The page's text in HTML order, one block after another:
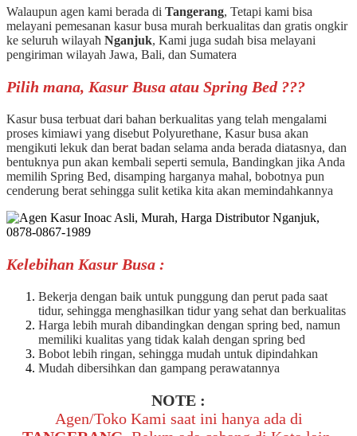
Walaupun agen kami berada di Tangerang, Tetapi kami bisa
melayani pemesanan kasur busa murah berkualitas dan gratis ongkir
ke seluruh wilayah Nganjuk, Kami juga sudah bisa melayani
pengiriman wilayah Jawa, Bali, dan Sumatera
Pilih mana, Kasur Busa atau Spring Bed ???
Kasur busa terbuat dari bahan berkualitas yang telah mengalami
proses kimiawi yang disebut Polyurethane, Kasur busa akan
mengikuti lekuk dan berat badan selama anda berada diatasnya, dan
bentuknya pun akan kembali seperti semula, Bandingkan jika Anda
memilih Spring Bed, disamping harganya mahal, bobotnya pun
cenderung berat sehingga sulit ketika kita akan memindahkannya
Kelebihan Kasur Busa :
Bekerja dengan baik untuk punggung dan perut pada saat
tidur, sehingga menghasilkan tidur yang sehat dan berkualitas
Harga lebih murah dibandingkan dengan spring bed, namun
memiliki kualitas yang tidak kalah dengan spring bed
Bobot lebih ringan, sehingga mudah untuk dipindahkan
Mudah dibersihkan dan gampang perawatannya
NOTE :
Agen/Toko Kami saat ini hanya ada di